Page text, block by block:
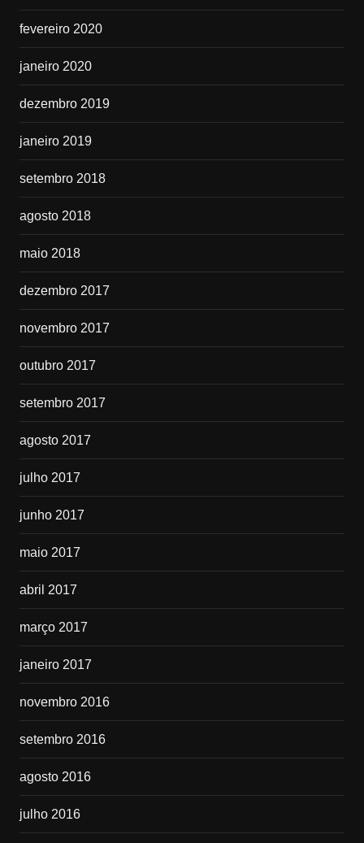
fevereiro 2020
janeiro 2020
dezembro 2019
janeiro 2019
setembro 2018
agosto 2018
maio 2018
dezembro 2017
novembro 2017
outubro 2017
setembro 2017
agosto 2017
julho 2017
junho 2017
maio 2017
abril 2017
março 2017
janeiro 2017
novembro 2016
setembro 2016
agosto 2016
julho 2016